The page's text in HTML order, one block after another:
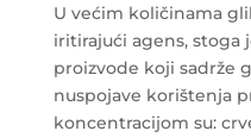
U većim količinama
iritirajući agens,
proizvode koji sadrže
nuspojave korištenja
koncentracijom su: